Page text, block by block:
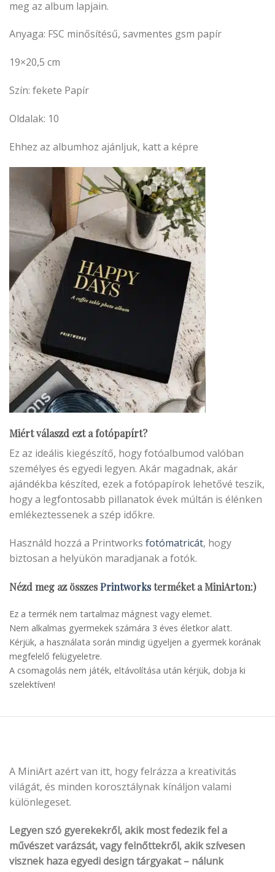
meg az album lapjain.
Anyaga: FSC minősítésű, savmentes gsm papír
19×20,5 cm
Szín: fekete Papír
Oldalak: 10
Ehhez az albumhoz ajánljuk, katt a képre
Miért válaszd ezt a fotópapírt?
Ez az ideális kiegészítő, hogy fotóalbumod valóban
személyes és egyedi legyen. Akár magadnak, akár
ajándékba készíted, ezek a fotópapírok lehetővé teszik,
hogy a legfontosabb pillanatok évek múltán is élénken
emlékeztessenek a szép időkre.
Használd hozzá a Printworks fotómatricát, hogy
biztosan a helyükön maradjanak a fotók.
Nézd meg az összesPrintworksterméket a MiniArton:)
Ez a termék nem tartalmaz mágnest vagy elemet.
Nem alkalmas gyermekek számára 3 éves életkor alatt.
Kérjük, a használata során mindig ügyeljen a gyermek korának
megfelelő felügyeletre.
A csomagolás nem játék, eltávolítása után kérjük, dobja ki
szelektíven!
A MiniArt azért van itt, hogy felrázza a kreativitás
világát, és minden korosztálynak kínáljon valami
különlegeset.
Legyen szó gyerekekről, akik most fedezik fel a
művészet varázsát, vagy felnőttekről, akik szívesen
visznek haza egyedi design tárgyakat – nálunk